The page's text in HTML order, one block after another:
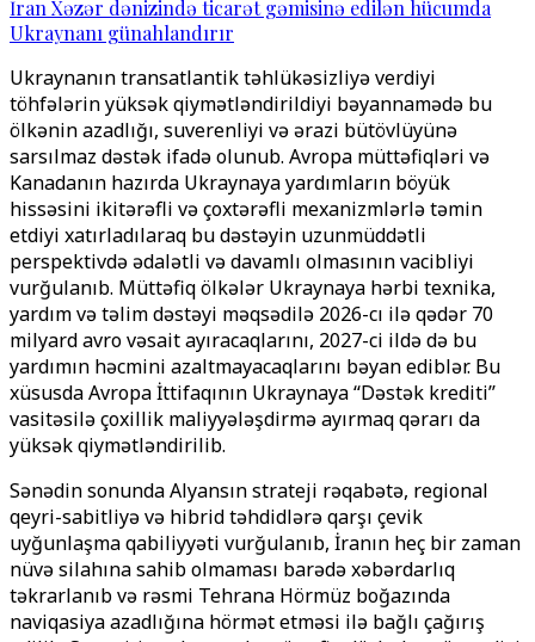
İran Xəzər dənizində ticarət gəmisinə edilən hücumda
Ukraynanı günahlandırır
Ukraynanın transatlantik təhlükəsizliyə verdiyi
töhfələrin yüksək qiymətləndirildiyi bəyannamədə bu
ölkənin azadlığı, suverenliyi və ərazi bütövlüyünə
sarsılmaz dəstək ifadə olunub. Avropa müttəfiqləri və
Kanadanın hazırda Ukraynaya yardımların böyük
hissəsini ikitərəfli və çoxtərəfli mexanizmlərlə təmin
etdiyi xatırladılaraq bu dəstəyin uzunmüddətli
perspektivdə ədalətli və davamlı olmasının vacibliyi
vurğulanıb. Müttəfiq ölkələr Ukraynaya hərbi texnika,
yardım və təlim dəstəyi məqsədilə 2026-cı ilə qədər 70
milyard avro vəsait ayıracaqlarını, 2027-ci ildə də bu
yardımın həcmini azaltmayacaqlarını bəyan ediblər. Bu
xüsusda Avropa İttifaqının Ukraynaya ‘‘Dəstək krediti’’
vasitəsilə çoxillik maliyyələşdirmə ayırmaq qərarı da
yüksək qiymətləndirilib.
Sənədin sonunda Alyansın strateji rəqabətə, regional
qeyri-sabitliyə və hibrid təhdidlərə qarşı çevik
uyğunlaşma qabiliyyəti vurğulanıb, İranın heç bir zaman
nüvə silahına sahib olmaması barədə xəbərdarlıq
təkrarlanıb və rəsmi Tehrana Hörmüz boğazında
naviqasiya azadlığına hörmət etməsi ilə bağlı çağırış